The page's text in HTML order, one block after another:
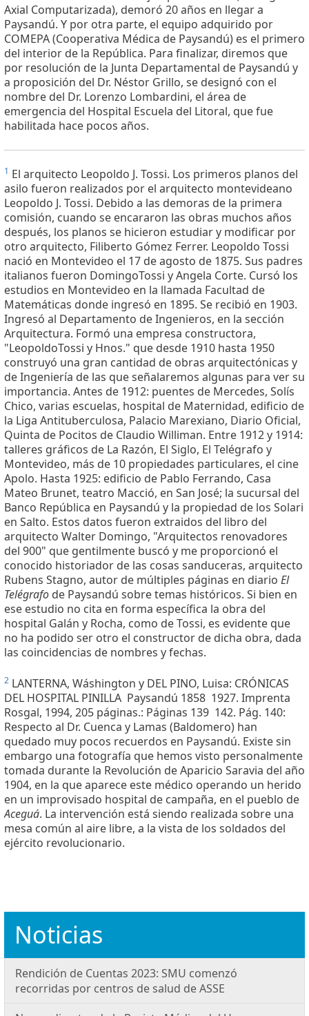
Axial Computarizada), demoró 20 años en llegar a
Paysandú. Y por otra parte, el equipo adquirido por
COMEPA (Cooperativa Médica de Paysandú) es el primero
del interior de la República. Para finalizar, diremos que
por resolución de la Junta Departamental de Paysandú y
a proposición del Dr. Néstor Grillo, se designó con el
nombre del Dr. Lorenzo Lombardini, el área de
emergencia del Hospital Escuela del Litoral, que fue
habilitada hace pocos años.
1 El arquitecto Leopoldo J. Tossi. Los primeros planos del
asilo fueron realizados por el arquitecto montevideano
Leopoldo J. Tossi. Debido a las demoras de la primera
comisión, cuando se encararon las obras muchos años
después, los planos se hicieron estudiar y modificar por
otro arquitecto, Filiberto Gómez Ferrer. Leopoldo Tossi
nació en Montevideo el 17 de agosto de 1875. Sus padres
italianos fueron DomingoTossi y Angela Corte. Cursó los
estudios en Montevideo en la llamada Facultad de
Matemáticas donde ingresó en 1895. Se recibió en 1903.
Ingresó al Departamento de Ingenieros, en la sección
Arquitectura. Formó una empresa constructora,
"LeopoldoTossi y Hnos." que desde 1910 hasta 1950
construyó una gran cantidad de obras arquitectónicas y
de Ingeniería de las que señalaremos algunas para ver su
importancia. Antes de 1912: puentes de Mercedes, Solís
Chico, varias escuelas, hospital de Maternidad, edificio de
la Liga Antituberculosa, Palacio Marexiano, Diario Oficial,
Quinta de Pocitos de Claudio Williman. Entre 1912 y 1914:
talleres gráficos de La Razón, El Siglo, El Telégrafo y
Montevideo, más de 10 propiedades particulares, el cine
Apolo. Hasta 1925: edificio de Pablo Ferrando, Casa
Mateo Brunet, teatro Macció, en San José; la sucursal del
Banco República en Paysandú y la propiedad de los Solari
en Salto. Estos datos fueron extraidos del libro del
arquitecto Walter Domingo, "Arquitectos renovadores
del 900" que gentilmente buscó y me proporcionó el
conocido historiador de las cosas sanduceras, arquitecto
Rubens Stagno, autor de múltiples páginas en diario El
Telégrafo de Paysandú sobre temas históricos. Si bien en
ese estudio no cita en forma específica la obra del
hospital Galán y Rocha, como de Tossi, es evidente que
no ha podido ser otro el constructor de dicha obra, dada
las coincidencias de nombres y fechas.
2 LANTERNA, Wáshington y DEL PINO, Luisa: CRÓNICAS
DEL HOSPITAL PINILLA  Paysandú 1858  1927. Imprenta
Rosgal, 1994, 205 páginas.: Páginas 139  142. Pág. 140:
Respecto al Dr. Cuenca y Lamas (Baldomero) han
quedado muy pocos recuerdos en Paysandú. Existe sin
embargo una fotografía que hemos visto personalmente
tomada durante la Revolución de Aparicio Saravia del año
1904, en la que aparece este médico operando un herido
en un improvisado hospital de campaña, en el pueblo de
Aceguá. La intervención está siendo realizada sobre una
mesa común al aire libre, a la vista de los soldados del
ejército revolucionario.
Noticias
Rendición de Cuentas 2023: SMU comenzó
recorridas por centros de salud de ASSE